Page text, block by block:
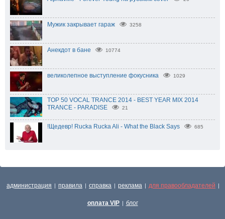
Мужик закрывает гараж 3258
Анекдот в бане 10774
великолепное выступление фокусника 1029
TOP 50 VOCAL TRANCE 2014 - BEST YEAR MIX 2014
TRANCE - PARADISE
21
!Щедевр! Rucka Rucka Ali - What the Black Says 685
администрация | правила | справка | реклама | для правообладателей |
оплата VIP | блог